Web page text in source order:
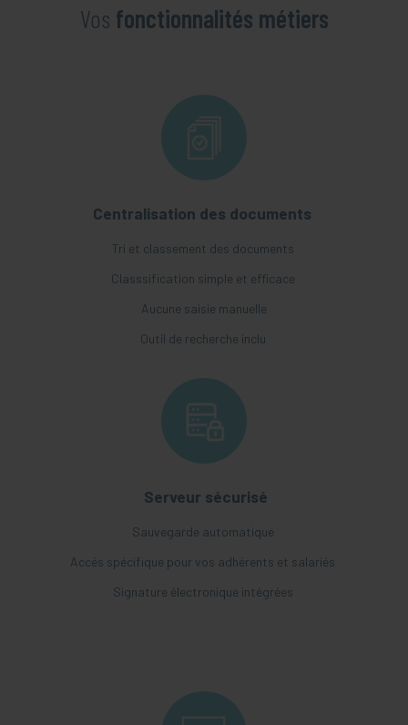
Vos fonctionnalités métiers
Centralisation des documents
Tri et classement des documents
Classsification simple et efficace
Aucune saisie manuelle
Outil de recherche inclu
Serveur sécurisé
Sauvegarde automatique
Accés spécifique pour vos adhérents et salariés
Signature électronique intégrées